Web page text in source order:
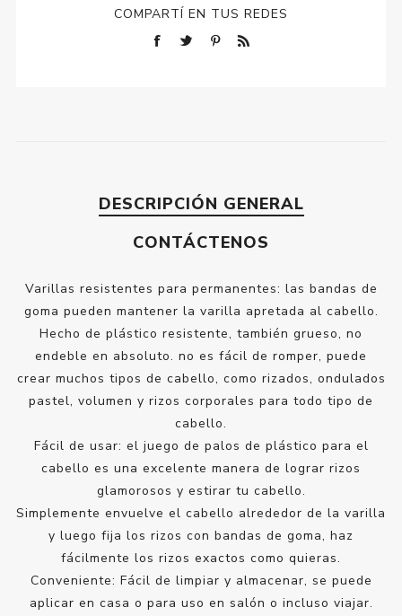
COMPARTÍ EN TUS REDES
DESCRIPCIÓN GENERAL
CONTÁCTENOS
Varillas resistentes para permanentes: las bandas de
goma pueden mantener la varilla apretada al cabello.
Hecho de plástico resistente, también grueso, no
endeble en absoluto. no es fácil de romper, puede
crear muchos tipos de cabello, como rizados, ondulados
pastel, volumen y rizos corporales para todo tipo de
cabello.
Fácil de usar: el juego de palos de plástico para el
cabello es una excelente manera de lograr rizos
glamorosos y estirar tu cabello.
Simplemente envuelve el cabello alrededor de la varilla
y luego fija los rizos con bandas de goma, haz
fácilmente los rizos exactos como quieras.
Conveniente: Fácil de limpiar y almacenar, se puede
aplicar en casa o para uso en salón o incluso viajar.